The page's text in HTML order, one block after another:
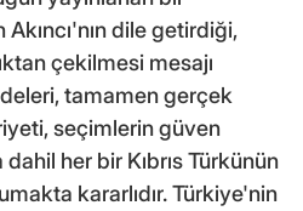
Akıncı'nın dile getirdiği,
çekilmesi mesajı
tamamen gerçek
seçimlerin güven
her bir Kıbrıs Türkünün
kararlıdır. Türkiye'nin